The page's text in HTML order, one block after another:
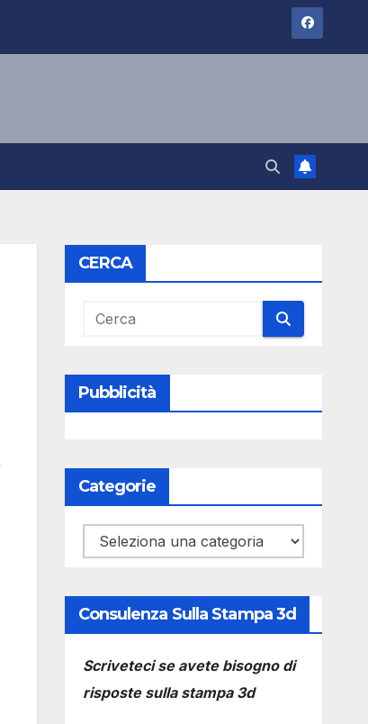
CERCA
Pubblicità
Categorie
Categorie
Consulenza Sulla Stampa 3d
Scriveteci se avete bisogno di
risposte sulla stampa 3d